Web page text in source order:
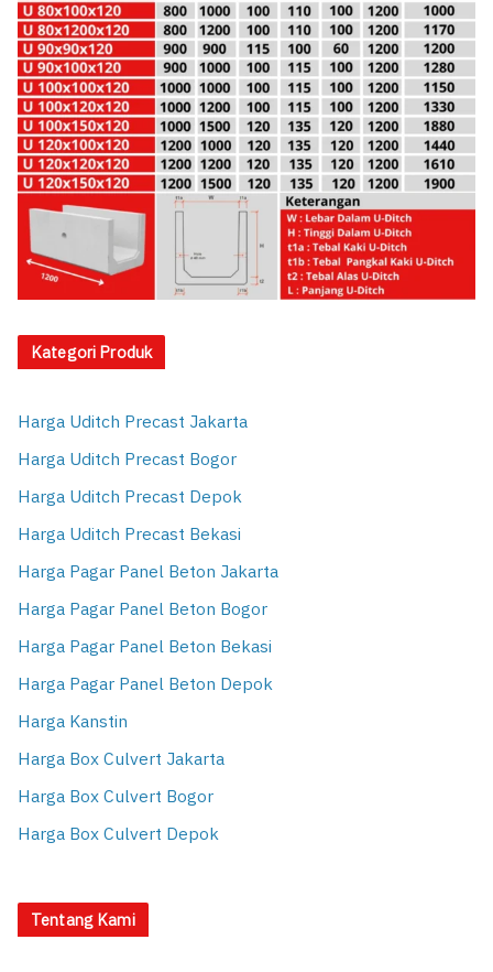
Kategori Produk
Harga Uditch Precast Jakarta
Harga Uditch Precast Bogor
Harga Uditch Precast Depok
Harga Uditch Precast Bekasi
Harga Pagar Panel Beton Jakarta
Harga Pagar Panel Beton Bogor
Harga Pagar Panel Beton Bekasi
Harga Pagar Panel Beton Depok
Harga Kanstin
Harga Box Culvert Jakarta
Harga Box Culvert Bogor
Harga Box Culvert Depok
Tentang Kami